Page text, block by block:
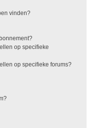
vinden?
op specifieke
op specifieke forums?